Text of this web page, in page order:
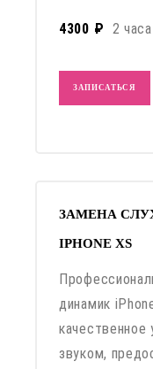
4300 ₽ 2 часа
ЗАПИСАТЬСЯ
ЗАМЕНА
IPHONE XS
динамик
качественное
звуком,